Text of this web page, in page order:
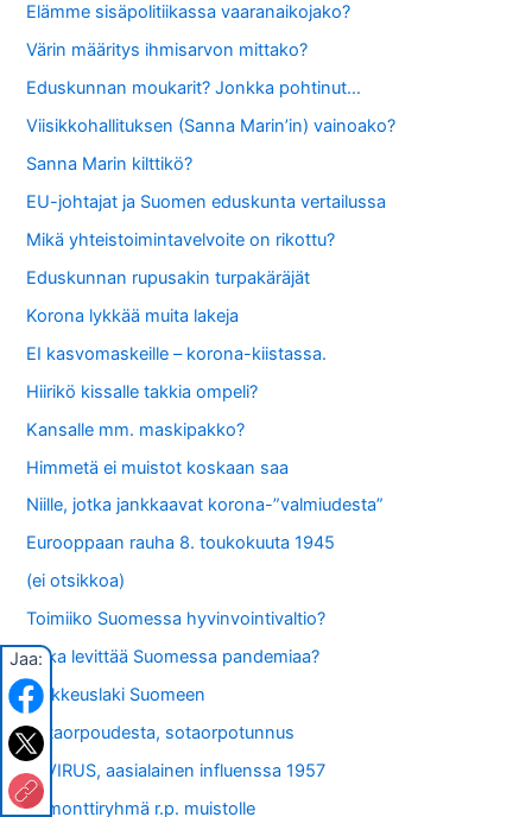
Elämme sisäpolitiikassa vaaranaikojako?
Värin määritys ihmisarvon mittako?
Eduskunnan moukarit? Jonkka pohtinut…
Viisikkohallituksen (Sanna Marin’in) vainoako?
Sanna Marin kilttikö?
EU-johtajat ja Suomen eduskunta vertailussa
Mikä yhteistoimintavelvoite on rikottu?
Eduskunnan rupusakin turpakäräjät
Korona lykkää muita lakeja
EI kasvomaskeille – korona-kiistassa.
Hiirikö kissalle takkia ompeli?
Kansalle mm. maskipakko?
Himmetä ei muistot koskaan saa
Niille, jotka jankkaavat korona-”valmiudesta”
Eurooppaan rauha 8. toukokuuta 1945
(ei otsikkoa)
Toimiiko Suomessa hyvinvointivaltio?
Kuka levittää Suomessa pandemiaa?
Poikkeuslaki Suomeen
Sotaorpoudesta, sotaorpotunnus
A-VIRUS, aasialainen influenssa 1957
Remonttiryhmä r.p. muistolle
Jaa: